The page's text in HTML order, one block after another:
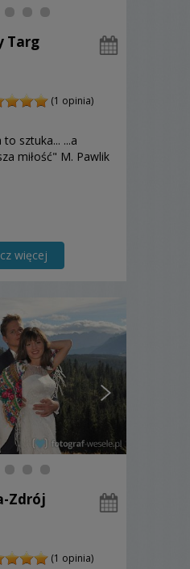
Targ
(1 opinia)
sztuka... ...a
miłość" M. Pawlik
więcej
Zdrój
(1 opinia)